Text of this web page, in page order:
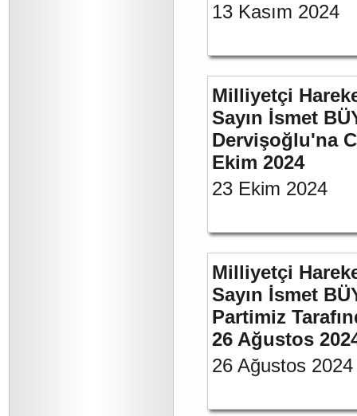
13 Kasım 2024
Milliyetçi
Sayın İsmet
Dervişoğlu'na
Ekim 2024
23 Ekim 2024
Milliyetçi
Sayın İsmet
Partimiz
26 Ağustos
26 Ağustos 2024